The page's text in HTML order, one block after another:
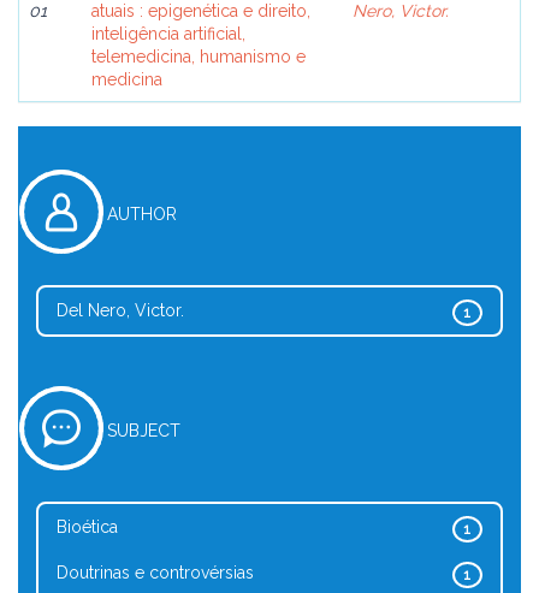
01
atuais : epigenética e direito,
inteligência artificial,
telemedicina, humanismo e
medicina
Nero, Victor.
AUTHOR
1
Del Nero, Victor.
SUBJECT
1
Bioética
1
Doutrinas e controvérsias